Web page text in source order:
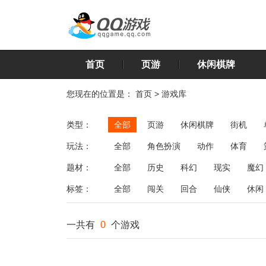
首页 页游 休闲棋牌
您现在的位置是： 首页 > 游戏库
类型： 全部 页游 休闲棋牌 街机
玩法： 全部 角色扮演 动作 体育
飞行
恋爱 第三人称射击 棋类
题材： 全部 历史 科幻 现实 魔幻
标签： 全部 闯关 回合 仙侠 休闲
一共有 0 个游戏